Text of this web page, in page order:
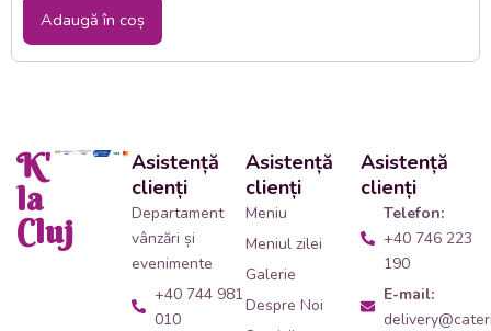
Adaugă în coș
K'
la
Cluj
Asistență
clienți
Departament
vânzări și
evenimente
+40 744 981
010
Asistență
clienți
Meniu
Meniul zilei
Galerie
Despre Noi
Asistență
clienți
Telefon:
+40 746 223
190
E-mail: